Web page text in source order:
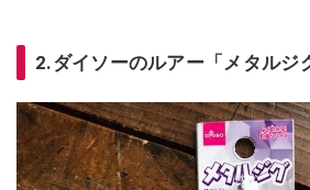
2.ダイソーのルアー「メタルジ